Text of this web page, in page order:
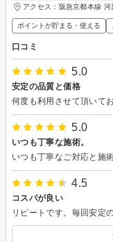
アクセス：阪急京都本線
ポイントが貯まる・使える
口コミ
5.0
安定の品質と価格
5.0
いつも丁寧な施術。
4.5
コスパが良い
リピートです。毎回安定